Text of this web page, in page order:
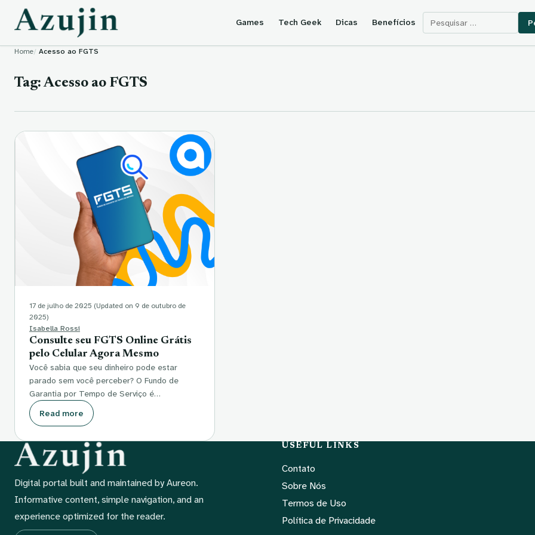
Skip to content
Games Tech Geek Dicas Benefícios Pesquisar por:
Home Acesso ao FGTS
Tag:Acesso ao FGTS
17 de julho de 2025 (Updated on 9 de outubro de
2025)
Isabella Rossi
Consulte seu FGTS Online Grátis
pelo Celular Agora Mesmo
Você sabia que seu dinheiro pode estar
parado sem você perceber? O Fundo de
Garantia por Tempo de Serviço é…
Read more
Digital portal built and maintained by Aureon.
Informative content, simple navigation, and an
experience optimized for the reader.
USEFUL LINKS
Contato
Sobre Nós
Termos de Uso
Política de Privacidade